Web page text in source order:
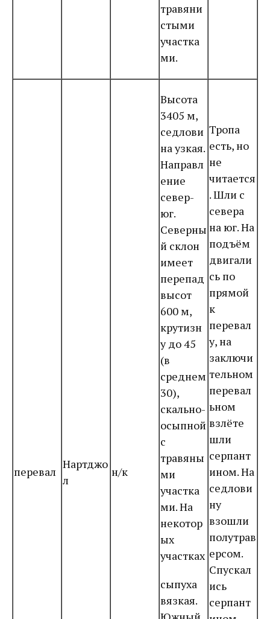
травяни
стыми
участка
ми.
перевал
Нартджо
л
н/к
Высота
3405 м,
седлови
на узкая.
Направл
ение
север-
юг.
Северны
й склон
имеет
перепад
высот
600 м,
крутизн
у до 45
(в
среднем
30),
скально-
осыпной
с
травяны
ми
участка
ми. На
некотор
ых
участках
сыпуха
вязкая.
Тропа
есть, но
не
читается
. Шли с
севера
на юг. На
подъём
двигали
сь по
прямой
к
перевал
у, на
заключи
тельном
перевал
ьном
взлёте
шли
серпант
ином. На
седлови
ну
взошли
полутрав
ерсом.
Спускал
ись
серпант